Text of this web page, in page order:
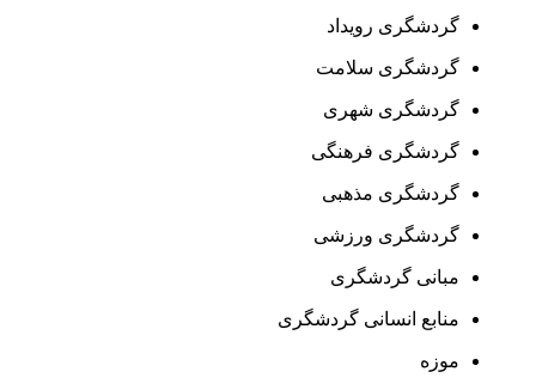
گردشگری رویداد
گردشگری سلامت
گردشگری شهری
گردشگری فرهنگی
گردشگری مذهبی
گردشگری ورزشی
مبانی گردشگری
منابع انسانی گردشگری
موزه